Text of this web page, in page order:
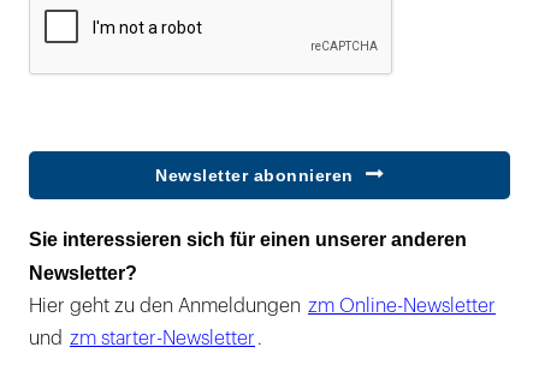
Newsletter abonnieren
Sie interessieren sich für einen unserer anderen
Newsletter?
Hier geht zu den Anmeldungen zm Online-Newsletter
und zm starter-Newsletter .